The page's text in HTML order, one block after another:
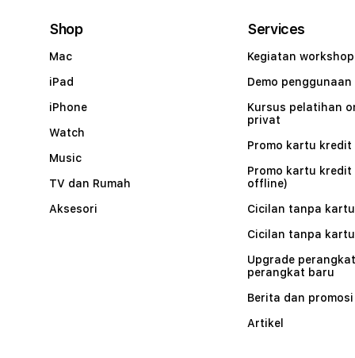
Shop
Mac
iPad
iPhone
Watch
Music
TV dan Rumah
Aksesori
Services
Kegiatan workshop
Demo penggunaan
Kursus pelatihan
privat
Promo kartu kredit
Promo kartu kredit
offline)
Cicilan tanpa
Cicilan tanpa
Upgrade
perangkat baru
Berita dan promosi
Artikel